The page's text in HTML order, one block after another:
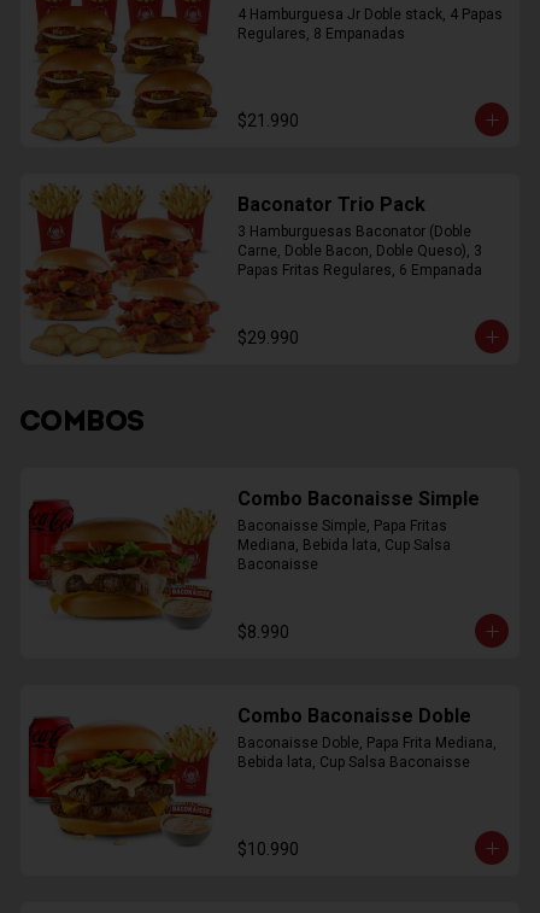
4 Hamburguesa Jr Doble stack, 4 Papas
Regulares, 8 Empanadas
$21.990
Baconator Trio Pack
3 Hamburguesas Baconator (Doble
Carne, Doble Bacon, Doble Queso), 3
Papas Fritas Regulares, 6 Empanada
$29.990
COMBOS
Combo Baconaisse Simple
Baconaisse Simple, Papa Fritas
Mediana, Bebida lata, Cup Salsa
Baconaisse
$8.990
Combo Baconaisse Doble
Baconaisse Doble, Papa Frita Mediana,
Bebida lata, Cup Salsa Baconaisse
$10.990